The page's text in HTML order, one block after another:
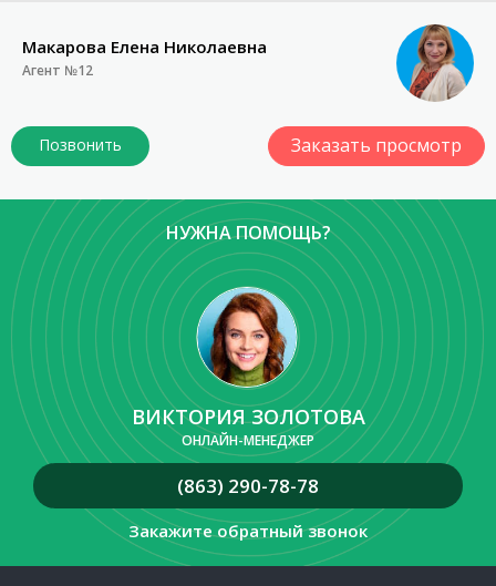
Макарова Елена Николаевна
Агент №12
Заказать просмотр
НУЖНА ПОМОЩЬ?
ВИКТОРИЯ ЗОЛОТОВА
ОНЛАЙН-МЕНЕДЖЕР
(863) 290-78-78
Закажите обратный звонок